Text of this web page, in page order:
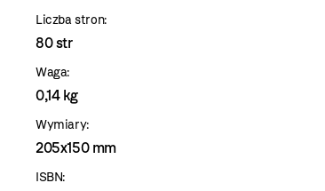
Liczba stron:
80 str
Waga:
0,14 kg
Wymiary:
205x150 mm
ISBN: